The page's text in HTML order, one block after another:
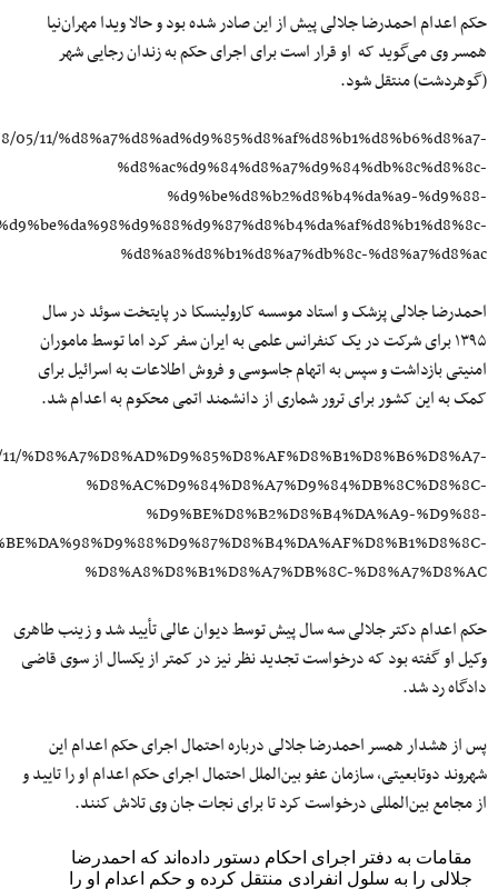
حکم اعدام احمدرضا جلالی پیش از این صادر شده بود و حالا ویدا مهران‌نیا
همسر وی می‌گوید که او قرار است برای اجرای حکم به زندان رجایی شهر
(گوهردشت) منتقل شود.
11/%d8%a7%d8%ad%d9%85%d8%af%d8%b1%d8%b6%d8%a7-
%d8%ac%d9%84%d8%a7%d9%84%db%8c%d8%8c-
%d9%be%d8%b2%d8%b4%da%a9-%d9%88-
%d8%a8%d8%b1%d8%a7%db%8c-%d8%a7%d8%ac
احمدرضا جلالی پزشک و استاد موسسه کارولینسکا در پایتخت سوئد در سال
۱۳۹۵ برای شرکت در یک کنفرانس علمی به ایران سفر کرد اما توسط ماموران
امنیتی بازداشت و سپس به اتهام جاسوسی و فروش اطلاعات به اسرائیل برای
کمک به این کشور برای ترور شماری از دانشمند اتمی محکوم به اعدام شد.
%D8%AC%D9%84%D8%A7%D9%84%DB%8C%D8%8C-
%D9%BE%D8%B2%D8%B4%DA%A9-%D9%88-
%D8%A8%D8%B1%D8%A7%DB%8C-%D8%A7%D8%AC
حکم اعدام دکتر جلالی سه سال پیش توسط دیوان عالی تأیید شد و زینب طاهری
وکیل او گفته بود که درخواست تجدید نظر نیز در کمتر از یکسال از سوی قاضی
دادگاه رد شد.
پس از هشدار همسر احمدرضا جلالی درباره احتمال اجرای حکم اعدام این
شهروند دوتابعیتی، سازمان عفو بین‌الملل احتمال اجرای حکم اعدام او را تایید و
از مجامع‌ بین‌المللی درخواست کرد تا برای نجات جان وی تلاش کنند.
مقامات به دفتر اجرای احکام دستور داده‌اند که احمدرضا
جلالی را به سلول انفرادی منتقل کرده و حکم اعدام او را